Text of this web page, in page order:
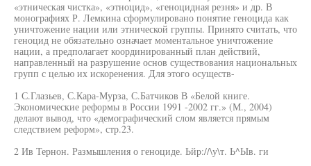
«этническая чистка», «этноцид», «геноцидная резня» и др. В
монографиях Р. Лемкина сформулировано понятие геноцида как
уничтожение нации или этнической группы. Принято считать, что
геноцид не обязательно означает моментальное уничтожение
нации, а предполагает координированный план действий,
направленный на разрушение основ существования национальных
групп с целью их искоренения. Для этого осуществ-
1 С.Глазьев, С.Кара-Мурза, С.Батчиков В «Белой книге.
Экономические реформы в России 1991 -2002 гг.» (М., 2004)
делают вывод, что «демографический слом является прямым
следствием реформ», стр.23.
2 Ив Тернон. Размышления о геноциде. Ьйр://\у\т. Ь^Ыв. ги